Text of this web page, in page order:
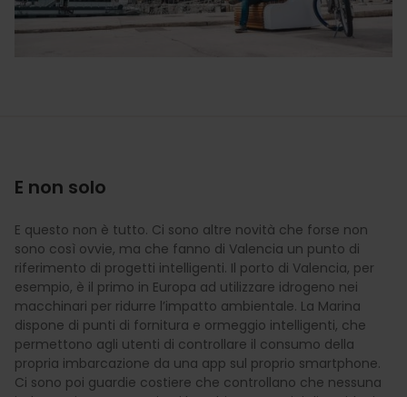
E non solo
E questo non è tutto. Ci sono altre novità che forse non
sono così ovvie, ma che fanno di Valencia un punto di
riferimento di progetti intelligenti. Il porto di Valencia, per
esempio, è il primo in Europa ad utilizzare idrogeno nei
macchinari per ridurre l’impatto ambientale. La Marina
dispone di punti di fornitura e ormeggio intelligenti, che
permettono agli utenti di controllare il consumo della
propria imbarcazione da una app sul proprio smartphone.
Ci sono poi guardie costiere che controllano che nessuna